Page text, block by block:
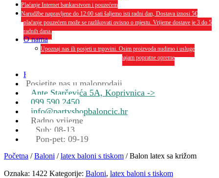
Plaćanje Internet bankarstvom i pouzećem
Narudžbe napravljene do 12:00 sati šaljemo isti radni dan, Dostava iznosi 5€
plaćanje pouzećem može se razlikovati ovisno o mjestu. Vrijeme dostave je 3 do 5
radnih dana.
O nama
Upoznaj nas ili posjeti u trgovini. Osim proizvoda nudimo i usluge
dekoriranja interijera i eksterija te najam popratne opreme
Kontakt
Posjetite nas u maloprodaji
Ante Starčevića 5A, Koprivnica ->
099 590 2450
info@partyshopbaloncic.hr
Radno vrijeme
Sub: 08-13
Pon-pet: 09-19
Početna /Baloni /latex baloni s tiskom / Balon latex sa križom
Oznaka: 1422 Kategorije: Baloni, latex baloni s tiskom